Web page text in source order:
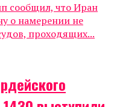
сообщил, что Иран
о намерении не
проходящих...